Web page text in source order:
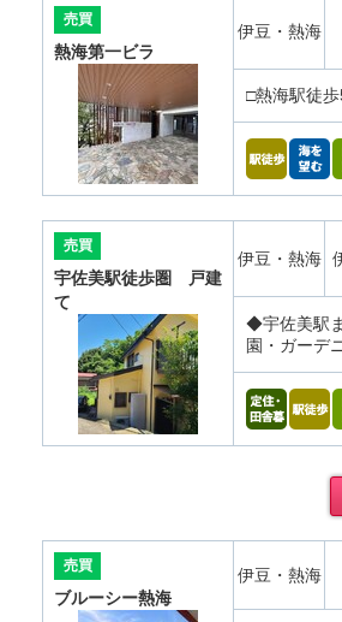
売買
熱海第一ビラ
伊豆・熱海
□熱海駅徒
売買
宇佐美駅徒歩圏 戸建
て
伊豆・熱海
◆宇佐美駅
園・ガーデ
売買
ブルーシー熱海
伊豆・熱海